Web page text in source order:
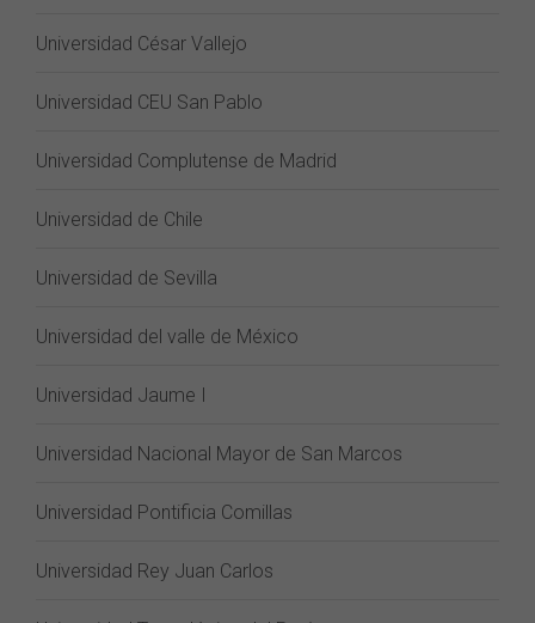
Universidad César Vallejo
Universidad CEU San Pablo
Universidad Complutense de Madrid
Universidad de Chile
Universidad de Sevilla
Universidad del valle de México
Universidad Jaume I
Universidad Nacional Mayor de San Marcos
Universidad Pontificia Comillas
Universidad Rey Juan Carlos